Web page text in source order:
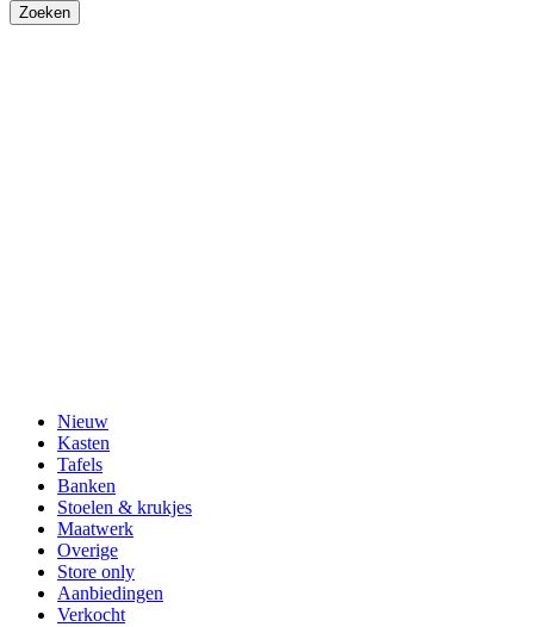
Nieuw
Kasten
Tafels
Banken
Stoelen & krukjes
Maatwerk
Overige
Store only
Aanbiedingen
Verkocht